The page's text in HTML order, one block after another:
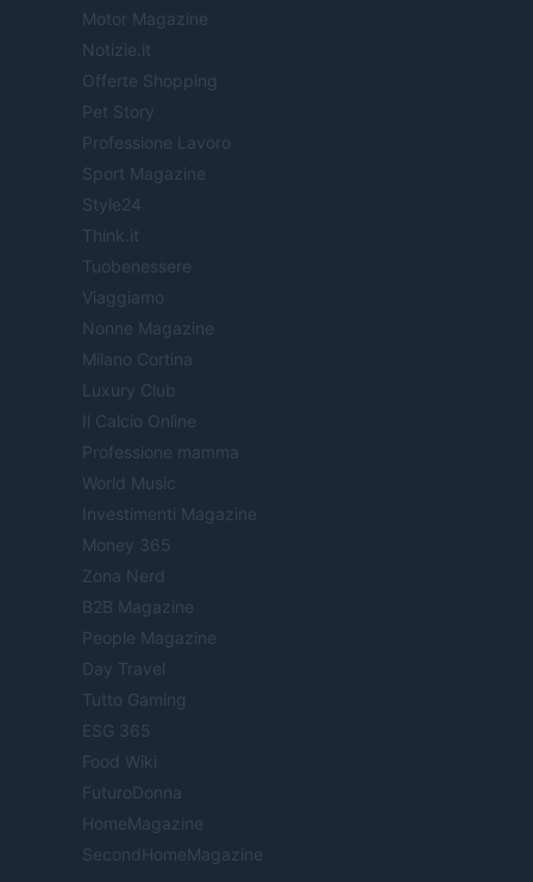
Motor Magazine
Notizie.it
Offerte Shopping
Pet Story
Professione Lavoro
Sport Magazine
Style24
Think.it
Tuobenessere
Viaggiamo
Nonne Magazine
Milano Cortina
Luxury Club
Il Calcio Online
Professione mamma
World Music
Investimenti Magazine
Money 365
Zona Nerd
B2B Magazine
People Magazine
Day Travel
Tutto Gaming
ESG 365
Food Wiki
FuturoDonna
HomeMagazine
SecondHomeMagazine